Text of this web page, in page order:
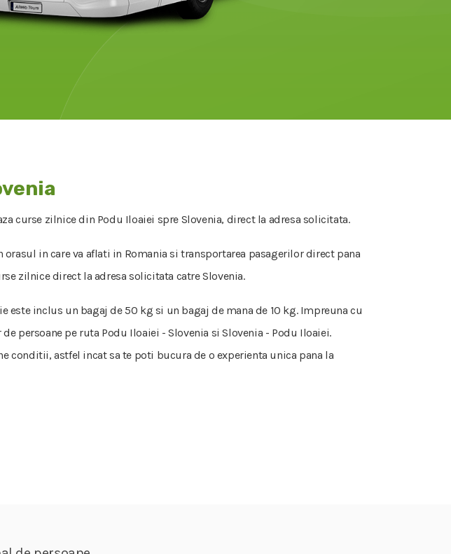
curse zilnice din Podu Iloaiei spre Slovenia, direct la adresa solicitata.
in care va aflati in Romania si transportarea pasagerilor direct pana
zilnice direct la adresa solicitata catre Slovenia.
inclus un bagaj de 50 kg si un bagaj de mana de 10 kg. Impreuna cu
persoane pe ruta Podu Iloaiei - Slovenia si Slovenia - Podu Iloaiei.
conditii, astfel incat sa te poti bucura de o experienta unica pana la